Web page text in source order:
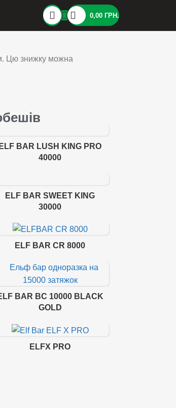
0,00 ГРН.
Цю знижку можна
ELF BAR LUSH KING PRO
40000
ELF BAR SWEET KING
30000
ELF BAR CR 8000
BAR BC 10000 BLACK
GOLD
ELFX PRO